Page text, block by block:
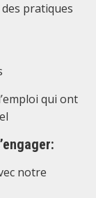
pratiques
qui ont
notre